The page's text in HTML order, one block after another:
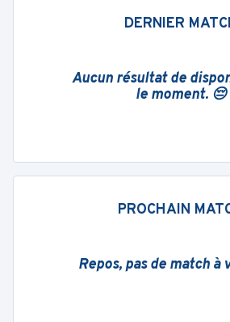
DERNIER
Aucun résultat de
le moment. 😔
PROCHAIN
Repos, pas de match à